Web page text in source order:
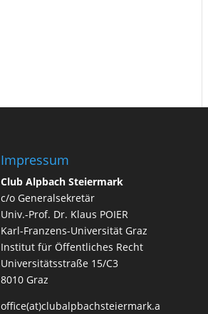
Impressum
Club Alpbach Steiermark
c/o Generalsekretär
Univ.-Prof. Dr. Klaus POIER
Karl-Franzens-Universität Graz
Institut für Öffentliches Recht
Universitätsstraße 15/C3
8010 Graz
office(at)clubalpbachsteiermark.a